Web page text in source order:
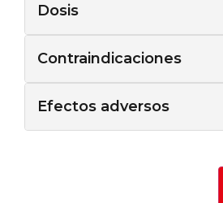
Dosis
Contraindicaciones
Efectos adversos